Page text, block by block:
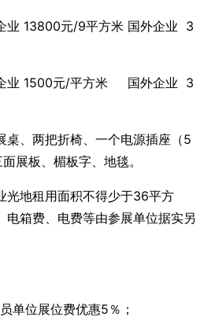
业 13800元/9平方米 国外企业 3
业 1500元/平方米 国外企业 3
桌、两把折椅、一个电源插座（5
展板、楣板字、地毯。
光地租用面积不得少于36平方
电箱费、电费等由参展单位据实另
单位展位费优惠5％；